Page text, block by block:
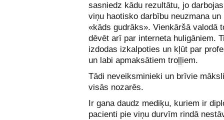
sasniedz kādu rezultātu, jo
viņu haotisko darbību neuzmana un
«kāds gudrāks». Vienkāršā valodā
dēvēt arī par interneta huligāniem.
izdodas izkalpoties un kļūt par
un labi apmaksātiem troļļiem.
Tādi neveiksminieki un brīvie
visās nozarēs.
Ir gana daudz mediķu, kuriem ir
pacienti pie viņu durvīm rindā